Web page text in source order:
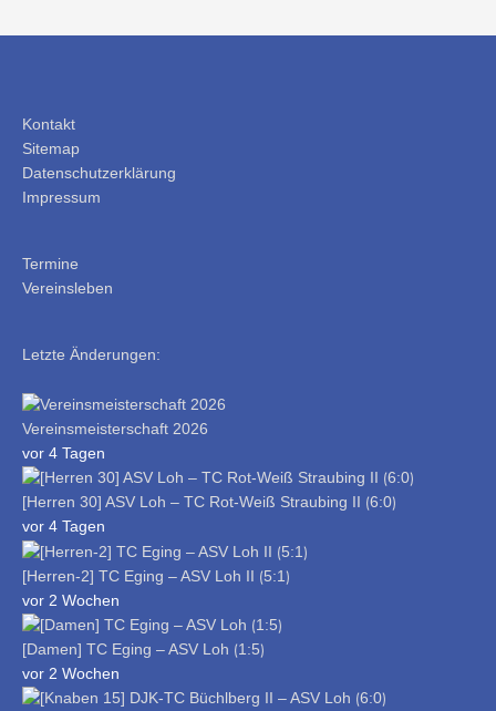
Kontakt
Sitemap
Datenschutzerklärung
Impressum
Termine
Vereinsleben
Letzte Änderungen:
Vereinsmeisterschaft 2026
vor 4 Tagen
[Herren 30] ASV Loh – TC Rot-Weiß Straubing II ⟮6:0⟯
vor 4 Tagen
[Herren-2] TC Eging – ASV Loh II ⟮5:1⟯
vor 2 Wochen
[Damen] TC Eging – ASV Loh ⟮1:5⟯
vor 2 Wochen